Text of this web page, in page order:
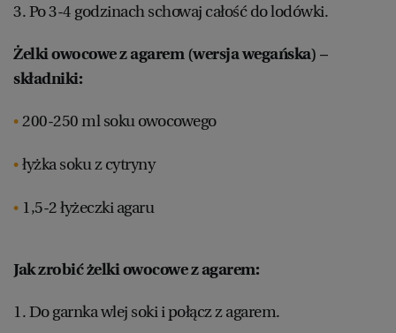
3. Po 3-4 godzinach schowaj całość do lodówki.
Żelki owocowe z agarem (wersja wegańska) –
składniki:
200-250 ml soku owocowego
łyżka soku z cytryny
1,5-2 łyżeczki agaru
Jak zrobić żelki owocowe z agarem:
1. Do garnka wlej soki i połącz z agarem.